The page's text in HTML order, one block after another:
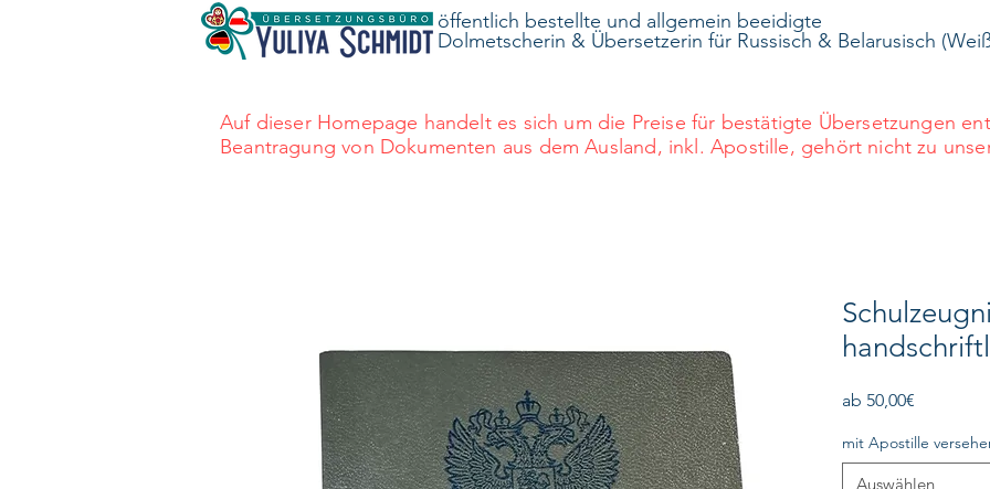
öffentlich bestellte und allgemein beeidigte
Dolmetscherin & Übersetzerin für Russisch & Belarusisch
ab 50,00€
mit Apostille
Auswählen
Auf dieser Homepage handelt es sich um die Preise für bestätigte Übersetzungen
Beantragung von Dokumenten aus dem Ausland, inkl. Apostille, gehört nicht zu